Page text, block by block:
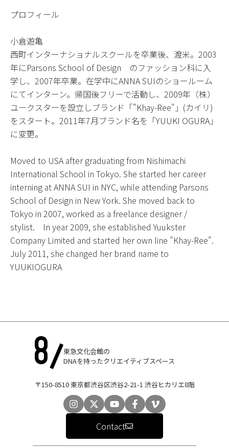
プロフィール
小倉遊亀
西町インターナショナルスクールを卒業後、渡米。2003
年にParsons School of Design のファッション科に入
学し、2007年卒業。在学中にANNA SUIのショールーム
にてインターン。帰国後フリーで活動し、2009年（株）
ユークスターを設立しブランド「"Khay-Ree"」(カイリ)
をスタート。2011年7月ブランド名を「YUUKI OGURA」
に変更。
Moved to USA after graduating from Nishimachi
International School in Tokyo. She started her career
interning at ANNA SUI in NYC, while attending Parsons
School of Design in New York. She moved back to
Tokyo in 2007, worked as a freelance designer /
stylist. In year 2009, she established Yuukster
Company Limited and started her own line "Khay-Ree".
July 2011, she changed her brand name to
YUUKIOGURA
東急文化会館の
DNAを持ったクリエイティブスペース
〒150-8510 東京都渋谷区渋谷2-21-1 渋谷ヒカリエ8階
Contact